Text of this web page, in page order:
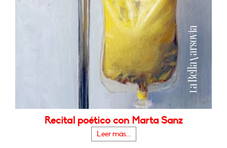
Recital poético con Marta Sanz
Leer más...